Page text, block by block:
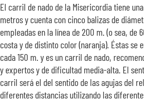
El carril de nado de la Misericordia tiene
metros y cuenta con cinco balizas de
empleadas en la línea de 200 m. (o sea, de
costa y de distinto color (naranja). Éstas se
cada 150 m. y es un carril de nado,
y expertos y de dificultad media-alta. El
carril será el del sentido de las agujas del
diferentes distancias utilizando las